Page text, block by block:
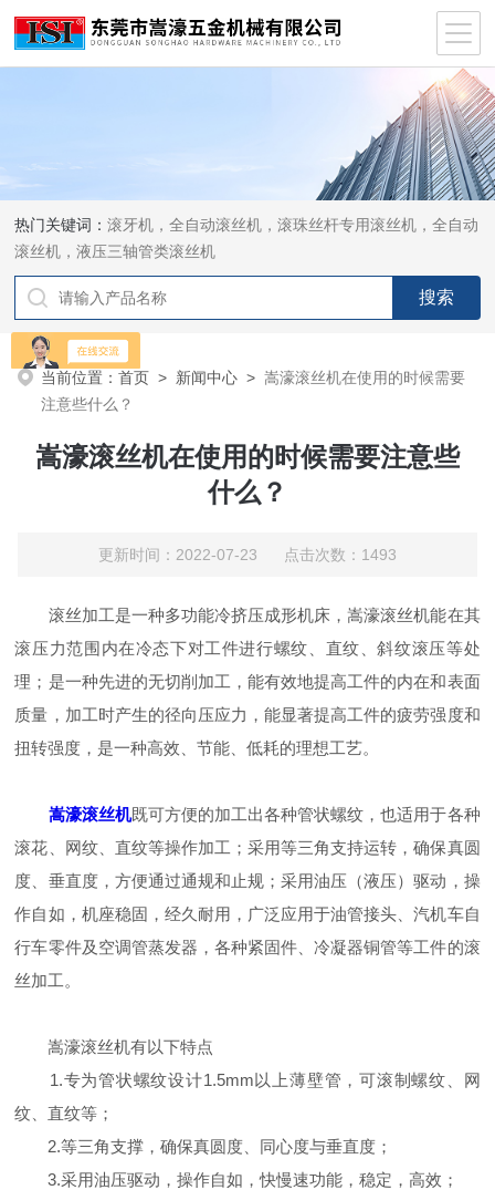
热门关键词：滚牙机，全自动滚丝机，滚珠丝杆专用滚丝机，全自动
滚丝机，液压三轴管类滚丝机
当前位置：首页 > 新闻中心 >嵩濠滚丝机在使用的时候需要
注意些什么？
嵩濠滚丝机在使用的时候需要注意些
什么？
更新时间：2022-07-23 点击次数：1493
滚丝加工是一种多功能冷挤压成形机床，嵩濠滚丝机能在其
滚压力范围内在冷态下对工件进行螺纹、直纹、斜纹滚压等处
理；是一种先进的无切削加工，能有效地提高工件的内在和表面
质量，加工时产生的径向压应力，能显著提高工件的疲劳强度和
扭转强度，是一种高效、节能、低耗的理想工艺。
嵩濠滚丝机既可方便的加工出各种管状螺纹，也适用于各种
滚花、网纹、直纹等操作加工；采用等三角支持运转，确保真圆
度、垂直度，方便通过通规和止规；采用油压（液压）驱动，操
作自如，机座稳固，经久耐用，广泛应用于油管接头、汽机车自
行车零件及空调管蒸发器，各种紧固件、冷凝器铜管等工件的滚
丝加工。
嵩濠滚丝机有以下特点
1.专为管状螺纹设计1.5mm以上薄壁管，可滚制螺纹、网
纹、直纹等；
2.等三角支撑，确保真圆度、同心度与垂直度；
3.采用油压驱动，操作自如，快慢速功能，稳定，高效；